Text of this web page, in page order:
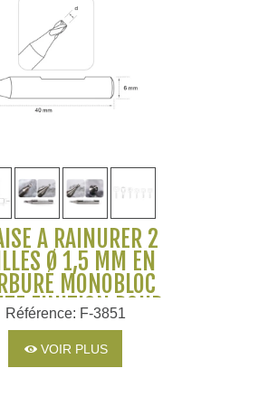
À RAINURER 2
Ø 1,5 MM EN
MONOBLOC
FINITION POUR
SILCA ET
JMA
Référence: F-3851
VOIR PLUS